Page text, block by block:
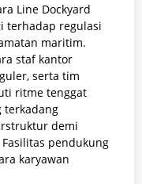
Line Dockyard
terhadap regulasi
maritim.
staf kantor
serta tim
ritme tenggat
terkadang
demi
pendukung
karyawan